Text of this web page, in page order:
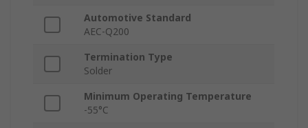
Automotive Standard
AEC-Q200
Termination Type
Solder
Minimum Operating Temperature
-55°C